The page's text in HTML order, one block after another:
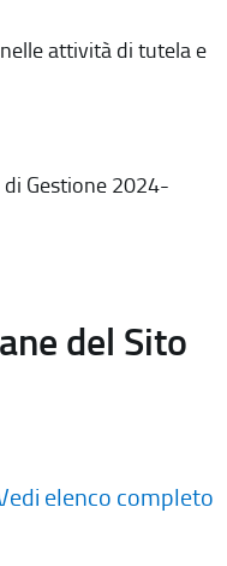
attività di tutela e
Gestione 2024-
del Sito
elenco completo